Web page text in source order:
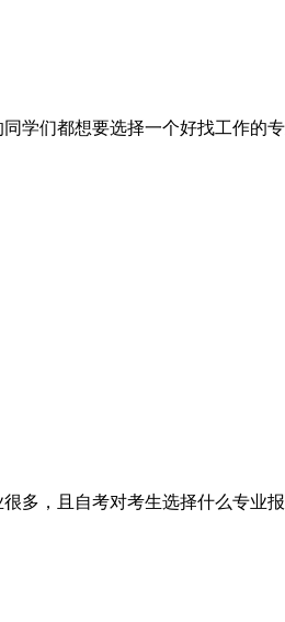
学们都想要选择一个好找工作的
多，且自考对考生选择什么专业